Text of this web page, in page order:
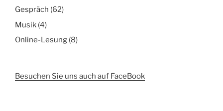
Gespräch (62)
Musik (4)
Online-Lesung (8)
Besuchen Sie uns auch auf FaceBook